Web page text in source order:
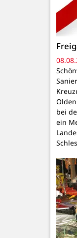
bei
ein